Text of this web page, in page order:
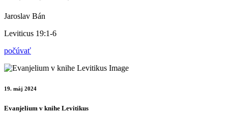
Jaroslav Bán
Leviticus 19:1-6
počúvať
19. máj 2024
Evanjelium v knihe Levitikus